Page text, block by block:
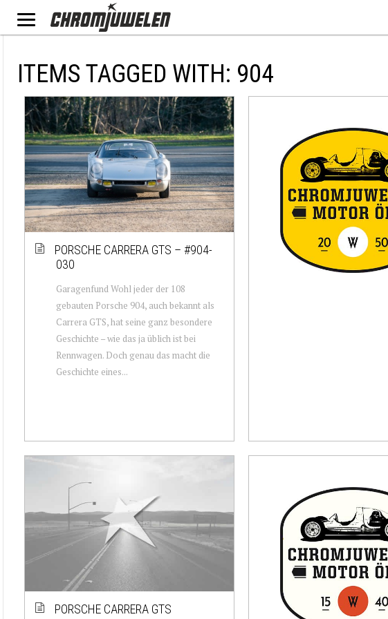
ITEMS TAGGED WITH: 904
PORSCHE CARRERA GTS – #904-
030
Garagenfund Wohl jeder der 108
gebauten Porsche 904, auch bekannt als
Carrera GTS, hat seine ganz besondere
Geschichte – wie das ja üblich ist bei
Rennwagen. Doch genau das macht die
Geschichte eines...
PORSCHE CARRERA GTS